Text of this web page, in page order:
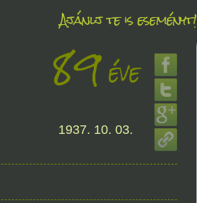
Ajánlj te is eseményt!
89éve
1937. 10. 03.